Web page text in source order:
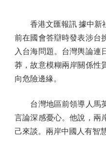
香港文匯報訊 據中新
前在國會答辯時發表涉台
入台海問題。台灣輿論連
莽，故意模糊兩岸關係性
向危險邊緣。
台灣地區前領導人馬英
言論深感憂心。他說，兩
己來談。兩岸中國人有智